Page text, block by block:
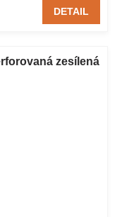
DETAIL
zesílená